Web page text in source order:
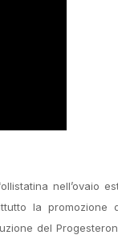
nell’ovaio
la promozione
del